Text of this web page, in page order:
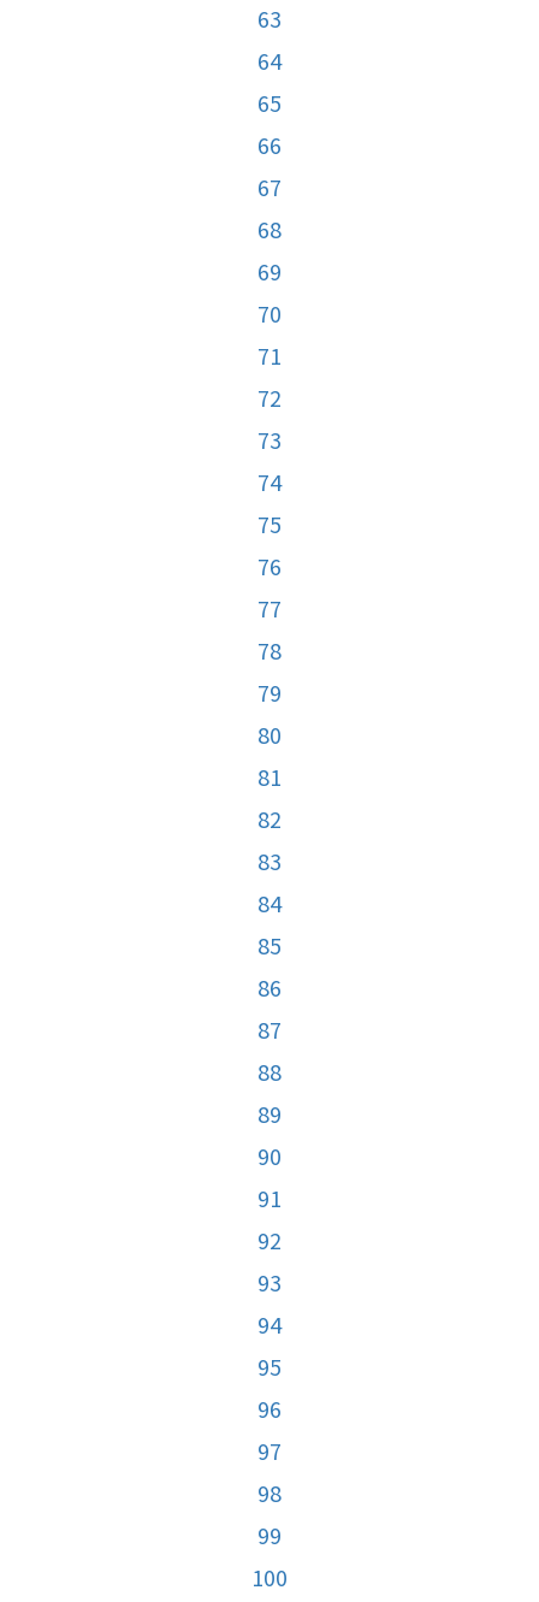
63
64
65
66
67
68
69
70
71
72
73
74
75
76
77
78
79
80
81
82
83
84
85
86
87
88
89
90
91
92
93
94
95
96
97
98
99
100